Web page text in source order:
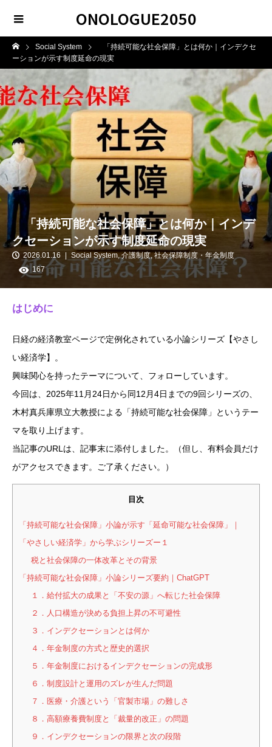
ONOLOGUE2050
Social System
「持続可能な社会保障」とは何か｜インデクセ
ーションが示す制度延命の現実
「持続可能な社会保障」とは何か｜インデ
クセーションが示す制度延命の現実
2026.01.16 Social System,介護制度, 社会保障制度・年金制度
167
はじめに
日経の経済教室ページで定例化されている小論シリーズ【やさし
い経済学】。
興味関心を持ったテーマについて、フォローしています。
今回は、2025年11月24日から同12月4日までの9回シリーズの、
木村真兵庫県立大教授による「持続可能な社会保障」というテー
マを取り上げます。
当記事のURLは、記事末に添付しました。（但し、有料会員だけ
がアクセスできます。ご了承ください。）
目次
「持続可能な社会保障」小論が示す「延命可能な社会保障」｜
「やさしい経済学」から学ぶシリーズー１
税と社会保障の一体改革とその背景
「持続可能な社会保障」小論シリーズ要約｜ChatGPT
１．給付拡大の成果と「不安の源」へ転じた社会保障
２．人口構造が決める負担上昇の不可避性
３．インデクセーションとは何か
４．年金制度の方式と歴史的選択
５．年金制度におけるインデクセーションの完成形
６．制度設計と運用のズレが生んだ問題
７．医療・介護という「官製市場」の難しさ
８．高額療養費制度と「裁量的改正」の問題
９．インデクセーションの限界と次の段階